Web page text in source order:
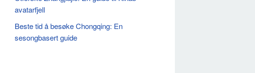
avatarfjell
Beste tid å besøke Chongqing: En
sesongbasert guide